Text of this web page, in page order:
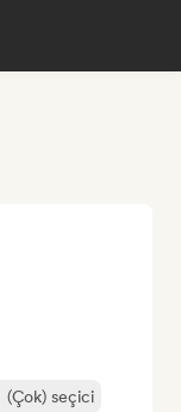
(Çok) seçici